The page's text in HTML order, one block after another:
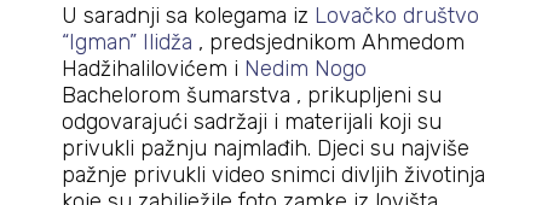
U saradnji sa kolegama iz Lovačko društvo
“Igman” Ilidža , predsjednikom Ahmedom
Hadžihalilovićem i Nedim Nogo
Bachelorom šumarstva , prikupljeni su
odgovarajući sadržaji i materijali koji su
privukli pažnju najmlađih. Djeci su najviše
pažnje privukli video snimci divljih životinja